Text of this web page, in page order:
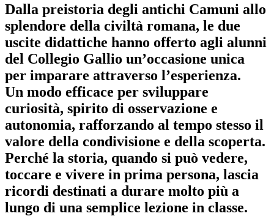
Dalla preistoria degli antichi Camuni allo
splendore della civiltà romana, le due
uscite didattiche hanno offerto agli alunni
del Collegio Gallio un’occasione unica
per imparare attraverso l’esperienza.
Un modo efficace per sviluppare
curiosità, spirito di osservazione e
autonomia, rafforzando al tempo stesso il
valore della condivisione e della scoperta.
Perché la storia, quando si può vedere,
toccare e vivere in prima persona, lascia
ricordi destinati a durare molto più a
lungo di una semplice lezione in classe.